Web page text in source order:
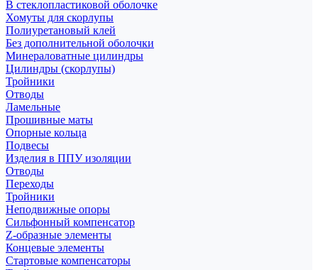
В стеклопластиковой оболочке
Хомуты для скорлупы
Полиуретановый клей
Без дополнительной оболочки
Минераловатные цилиндры
Цилиндры (скорлупы)
Тройники
Отводы
Ламельные
Прошивные маты
Опорные кольца
Подвесы
Изделия в ППУ изоляции
Отводы
Переходы
Тройники
Неподвижные опоры
Cильфонный компенсатор
Z-образные элементы
Концевые элементы
Стартовые компенсаторы